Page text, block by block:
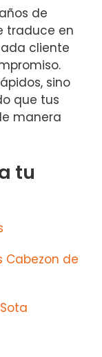
de
traduce en
cliente
sino
que tus
manera
tu
Cabezon de